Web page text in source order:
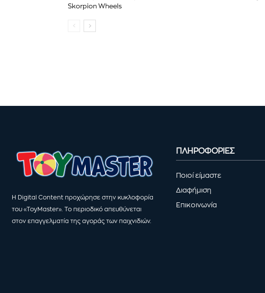
Skorpion Wheels
Η Digital Content προχώρησε στην κυκλοφορία
του «ToyMaster». Το περιοδικό απευθύνεται
στον επαγγελματία της αγοράς των παιχνιδιών.
ΠΛΗΡΟΦΟΡΙΕΣ
Ποιοί είμαστε
Διαφήμιση
Επικοινωνία